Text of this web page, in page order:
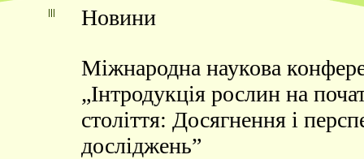
Новини
Міжнародна наукова
„Інтродукція рослин на
століття: Досягнення і
досліджень”